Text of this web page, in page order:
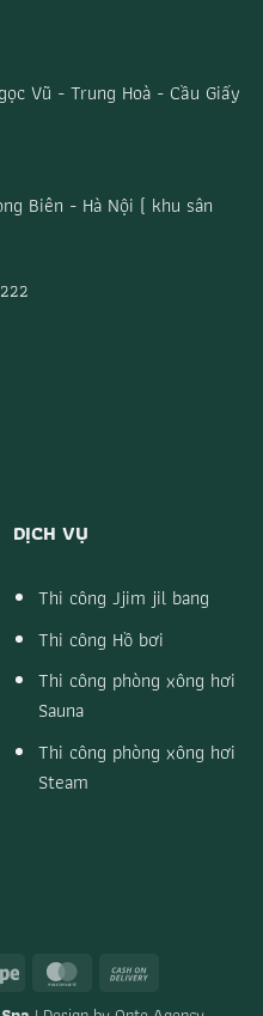
Vũ - Trung Hoà - Cầu Giấy
Biên - Hà Nội ( khu sân
DỊCH VỤ
Thi công Jjim jil bang
Thi công Hồ bơi
Thi công phòng xông hơi
Sauna
Thi công phòng xông hơi
Steam
Stripe MasterCard